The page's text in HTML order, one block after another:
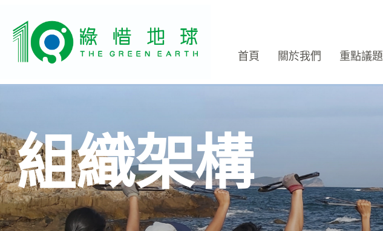
首頁 關於我們 重點議題
組織架構